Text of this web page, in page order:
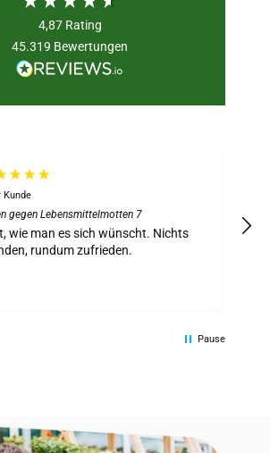
4,87 Rating
45.319 Bewertungen
Kunde
gegen Lebensmittelmotten 7
wie man es sich wünscht. Nichts
rundum zufrieden.
Pause